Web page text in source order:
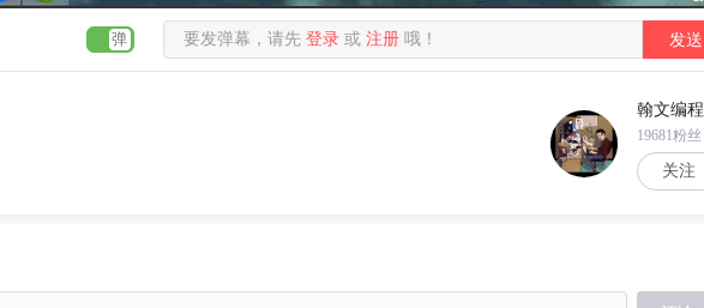
要发弹幕，请先登录 或注册 哦！ 发送
翰文编程
19681粉丝
关注